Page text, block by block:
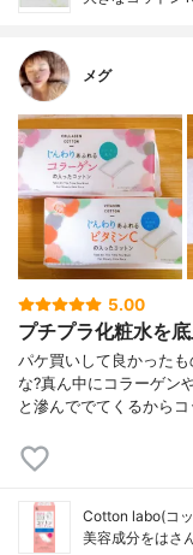
メグ
5.00
プチプラ化粧水を
パケ買いして良かった
な?真ん中にコラーゲン
と滲んででてくるから
Cotton labo(コ
美容成分をはさ